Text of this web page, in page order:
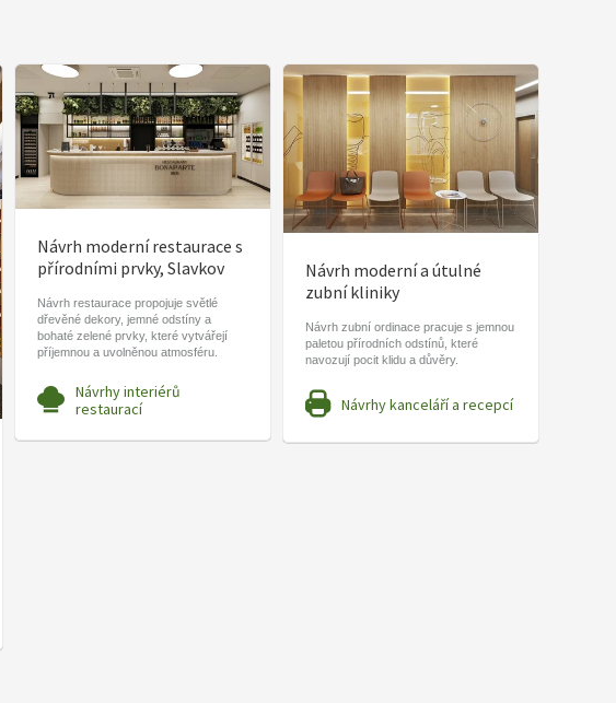
Návrh moderní restaurace s
přírodními prvky, Slavkov
Návrh restaurace propojuje světlé
dřevěné dekory, jemné odstíny a
bohaté zelené prvky, které vytvářejí
příjemnou a uvolněnou atmosféru.
Návrhy interiérů
restaurací
Návrh moderní a útulné
zubní kliniky
Návrh zubní ordinace pracuje s jemnou
paletou přírodních odstínů, které
navozují pocit klidu a důvěry.
Návrhy kanceláří a recepcí